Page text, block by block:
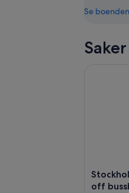
Se boenden
off